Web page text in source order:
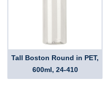
Tall Boston Round in PET,
600ml, 24-410